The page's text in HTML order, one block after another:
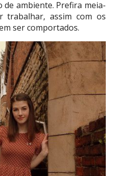
de ambiente. Prefira meia-
trabalhar, assim com os
ser comportados.